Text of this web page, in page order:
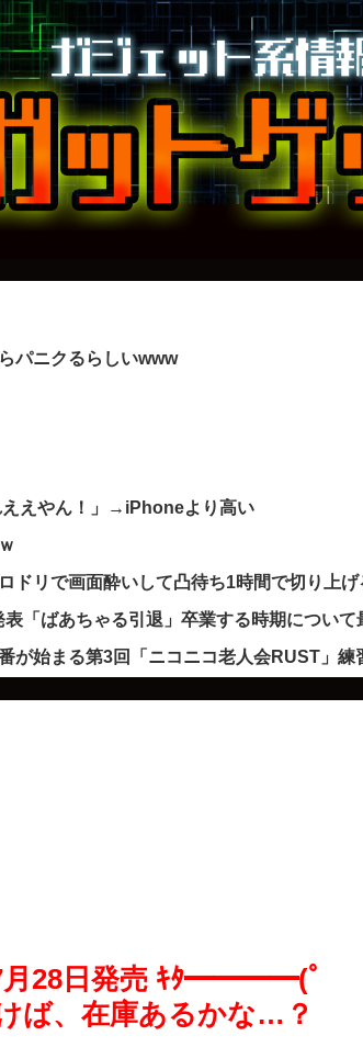
パニクるらしいwww
えやん！」→iPhoneより高い
ドリで画面酔いして凸待ち1時間で切り上
「ばあちゃる引退」卒業する時期につい
が始まる第3回「ニコニコ老人会RUST」
7月28日発売 ｷﾀ━━━━(ﾟ
、在庫あるかな…？